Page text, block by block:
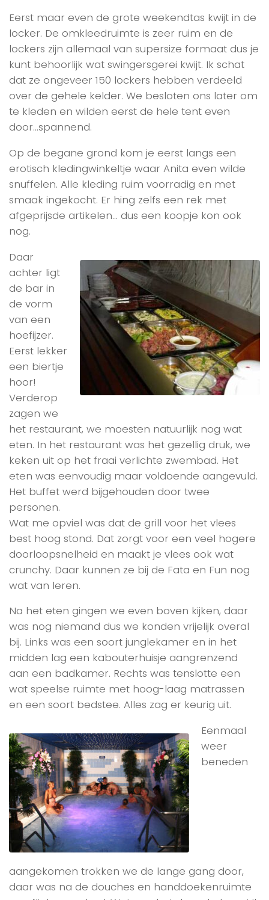
Eerst maar even de grote weekendtas kwijt in de
locker. De omkleedruimte is zeer ruim en de
lockers zijn allemaal van supersize formaat dus je
kunt behoorlijk wat swingersgerei kwijt. Ik schat
dat ze ongeveer 150 lockers hebben verdeeld
over de gehele kelder. We besloten ons later om
te kleden en wilden eerst de hele tent even
door…spannend.
Op de begane grond kom je eerst langs een
erotisch kledingwinkeltje waar Anita even wilde
snuffelen. Alle kleding ruim voorradig en met
smaak ingekocht. Er hing zelfs een rek met
afgeprijsde artikelen… dus een koopje kon ook
nog.
Daar
achter ligt
de bar in
de vorm
van een
hoefijzer.
Eerst lekker
een biertje
hoor!
Verderop
zagen we
het restaurant, we moesten natuurlijk nog wat
eten. In het restaurant was het gezellig druk, we
keken uit op het fraai verlichte zwembad. Het
eten was eenvoudig maar voldoende aangevuld.
Het buffet werd bijgehouden door twee
personen.
Wat me opviel was dat de grill voor het vlees
best hoog stond. Dat zorgt voor een veel hogere
doorloopsnelheid en maakt je vlees ook wat
crunchy. Daar kunnen ze bij de Fata en Fun nog
wat van leren.
Na het eten gingen we even boven kijken, daar
was nog niemand dus we konden vrijelijk overal
bij. Links was een soort junglekamer en in het
midden lag een kabouterhuisje aangrenzend
aan een badkamer. Rechts was tenslotte een
wat speelse ruimte met hoog-laag matrassen
en een soort bedstee. Alles zag er keurig uit.
Eenmaal
weer
beneden
aangekomen trokken we de lange gang door,
daar was na de douches en handdoekenruimte